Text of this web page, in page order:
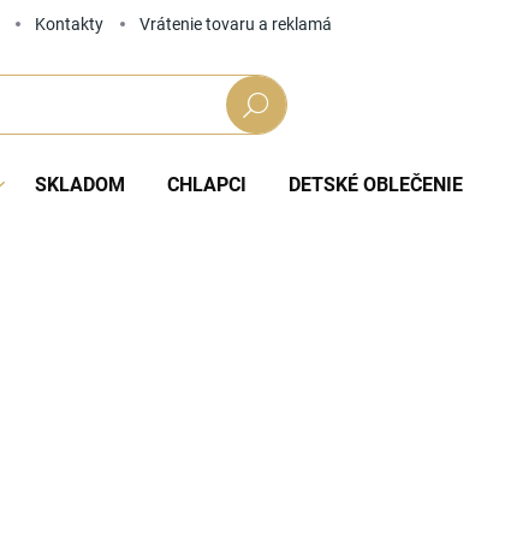
Kontakty Vrátenie tovaru a reklamácia
Hľadať
SKLADOM CHLAPCI DETSKÉ OBLEČENIE